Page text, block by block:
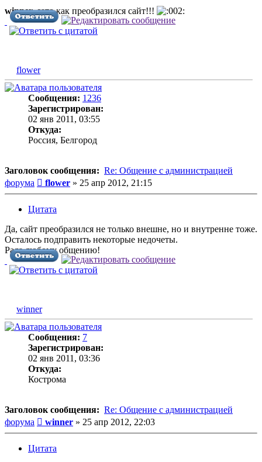
winner, зато как преобразился сайт!!!
flower
Сообщения: 1236
Зарегистрирован:
02 янв 2011, 03:55
Откуда:
Россия, Белгород
Заголовок сообщения: Re: Общение с администрацией
форума
Сообщение
flower » 25 апр 2012, 21:15
Цитата
Да, сайт преобразился не только внешне, но и внутренне тоже.
Осталось подправить некоторые недочеты.
Рада любому общению!
winner
Сообщения: 7
Зарегистрирован:
02 янв 2011, 03:36
Откуда:
Кострома
Заголовок сообщения: Re: Общение с администрацией
форума
Сообщение
winner » 25 апр 2012, 22:03
Цитата